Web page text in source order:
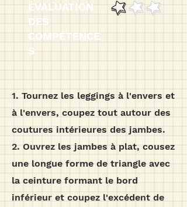
1. Tournez les leggings à l'envers et
à l'envers, coupez tout autour des
coutures intérieures des jambes.
2. Ouvrez les jambes à plat, cousez
une longue forme de triangle avec
la ceinture formant le bord
inférieur et coupez l'excédent de
ÉVALUATION
DES
COMPÉTENCE
S